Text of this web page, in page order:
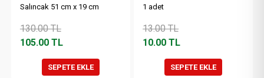
Salıncak 51 cm x 19 cm
130.00TL
105.00TL
SEPETE EKLE
1 adet
13.00TL
10.00 TL
SEPETE EKLE